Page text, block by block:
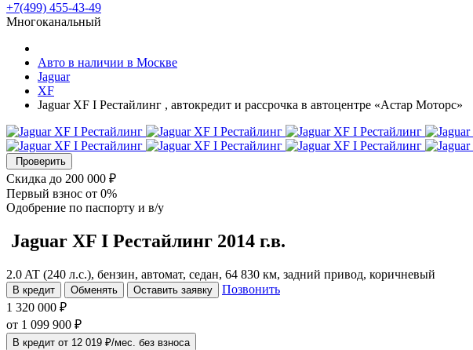
+7(499) 455-43-49
Многоканальный
Авто в наличии в Москве
Jaguar
XF
Jaguar XF I Рестайлинг , автокредит и рассрочка в автоцентре «Астар Моторс»
Проверить
Скидка до 200 000 ₽
Первый взнос от 0%
Одобрение по паспорту и в/у
Jaguar XF I Рестайлинг 2014 г.в.
2.0 AT (240 л.с.), бензин, автомат, седан, 64 830 км, задний привод, коричневый
В кредит Обменять Оставить заявку
Позвонить
1 320 000 ₽
от 1 099 900 ₽
В кредит от 12 019 ₽/мес. без взноса